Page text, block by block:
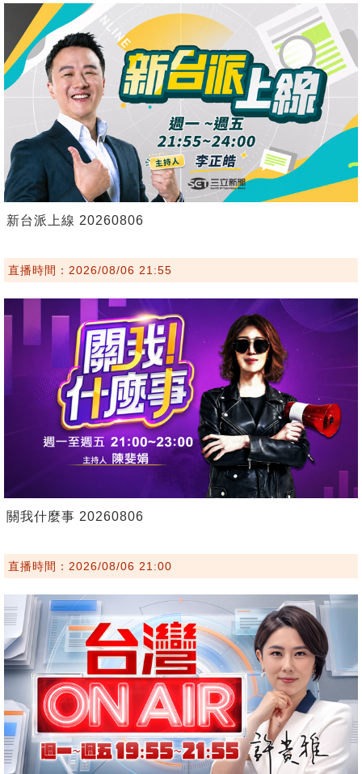
新台派上線 20260806
直播時間：2026/08/06 21:55
關我什麼事 20260806
直播時間：2026/08/06 21:00